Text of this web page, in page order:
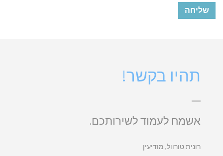
תהיו בקשר!
אשמח לעמוד לשירותכם.
רונית טורוול, מודיעין